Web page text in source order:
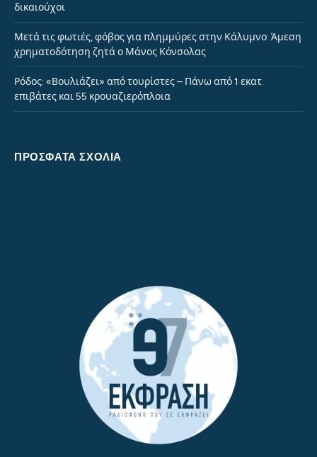
δικαιούχοι
Μετά τις φωτιές, φόβος για πλημμύρες στην Κάλυμνο: Άμεση
χρηματοδότηση ζητά ο Μάνος Κόνσολας
Ρόδος: «Βουλιάζει» από τουρίστες – Πάνω από 1 εκατ.
επιβάτες και 55 κρουαζιερόπλοια
ΠΡΌΣΦΑΤΑ ΣΧΌΛΙΑ